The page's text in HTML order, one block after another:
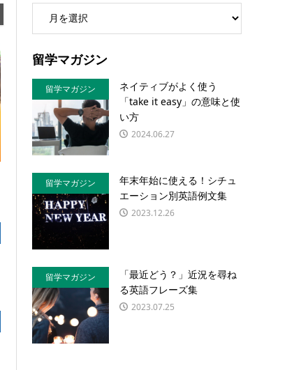
留学マガジン
留学マガジン
ネイティブがよく使う
「take it easy」の意味と使
い方
2024.06.27
留学マガジン
年末年始に使える！シチュ
エーション別英語例文集
2023.12.26
留学マガジン
「最近どう？」近況を尋ね
る英語フレーズ集
2023.07.25